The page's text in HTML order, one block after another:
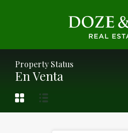
Property Status
En Venta